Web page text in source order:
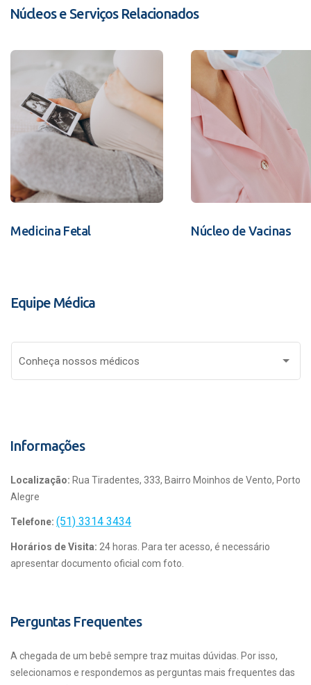
Núcleos e Serviços Relacionados
Medicina Fetal Núcleo de Vacinas
Equipe Médica
Conheça nossos médicos
Informações
Localização: Rua Tiradentes, 333, Bairro Moinhos de Vento, Porto
Alegre
Telefone: (51) 3314 3434
Horários de Visita: 24 horas. Para ter acesso, é necessário
apresentar documento oficial com foto.
Perguntas Frequentes
A chegada de um bebê sempre traz muitas dúvidas. Por isso,
selecionamos e respondemos as perguntas mais frequentes das